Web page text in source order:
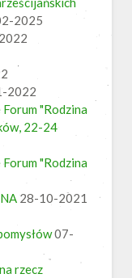
2025
2022
"Rodzina
22-24
"Rodzina
28-10-2021
07-
rzecz